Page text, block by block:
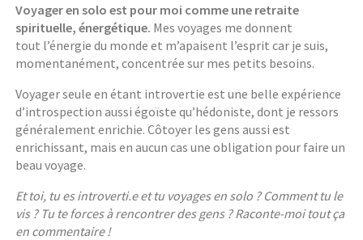
Voyager en solo est pour moi comme une retraite
spirituelle, énergétique. Mes voyages me donnent
tout l’énergie du monde et m’apaisent l’esprit car je suis,
momentanément, concentrée sur mes petits besoins.
Voyager seule en étant introvertie est une belle expérience
d’introspection aussi égoïste qu’hédoniste, dont je ressors
généralement enrichie. Côtoyer les gens aussi est
enrichissant, mais en aucun cas une obligation pour faire un
beau voyage.
Et toi, tu es introverti.e et tu voyages en solo ? Comment tu le
vis ? Tu te forces à rencontrer des gens ? Raconte-moi tout ça
en commentaire !